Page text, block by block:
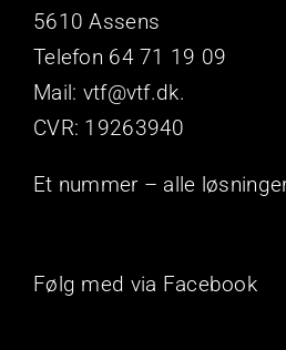
5610 Assens
Telefon 64 71 19 09
Mail: vtf@vtf.dk.
CVR: 19263940
Et nummer – alle
Følg med via Facebook